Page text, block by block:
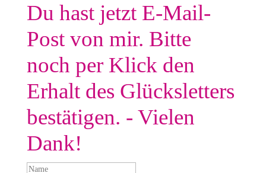
Du hast jetzt E-Mail-
Post von mir. Bitte
noch per Klick den
Erhalt des Glücksletters
bestätigen. - Vielen
Dank!